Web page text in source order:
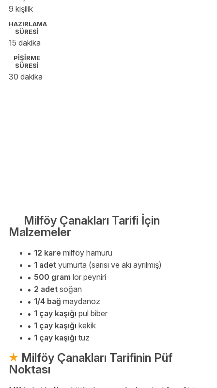
9 kişilik
HAZIRLAMA
SÜRESİ
15 dakika
PİŞİRME
SÜRESİ
30 dakika
Milföy Çanakları Tarifi İçin
Malzemeler
12 kare milföy hamuru
1 adet yumurta (sarısı ve akı ayrılmış)
500 gram lor peyniri
2 adet soğan
1/4 bağ maydanoz
1 çay kaşığı pul biber
1 çay kaşığı kekik
1 çay kaşığı tuz
Milföy Çanakları Tarifinin Püf
Noktası